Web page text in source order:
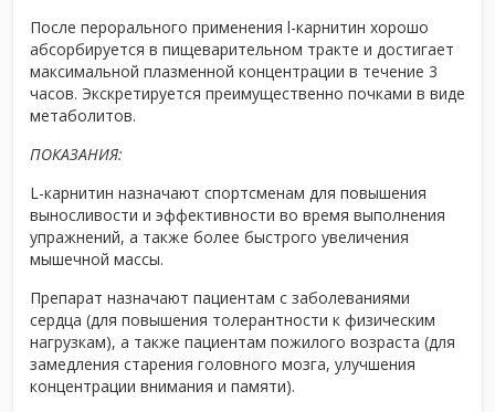
После перорального применения l-карнитин хорошо
абсорбируется в пищеварительном тракте и достигает
максимальной плазменной концентрации в течение 3
часов. Экскретируется преимущественно почками в виде
метаболитов.
ПОКАЗАНИЯ:
L-карнитин назначают спортсменам для повышения
выносливости и эффективности во время выполнения
упражнений, а также более быстрого увеличения
мышечной массы.
Препарат назначают пациентам с заболеваниями
сердца (для повышения толерантности к физическим
нагрузкам), а также пациентам пожилого возраста (для
замедления старения головного мозга, улучшения
концентрации внимания и памяти).